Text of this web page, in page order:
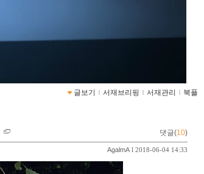
글보기 ｌ 서재브리핑 ｌ 서재관리 ｌ 북플
댓글(10)
AgalmA l 2018-06-04 14:33